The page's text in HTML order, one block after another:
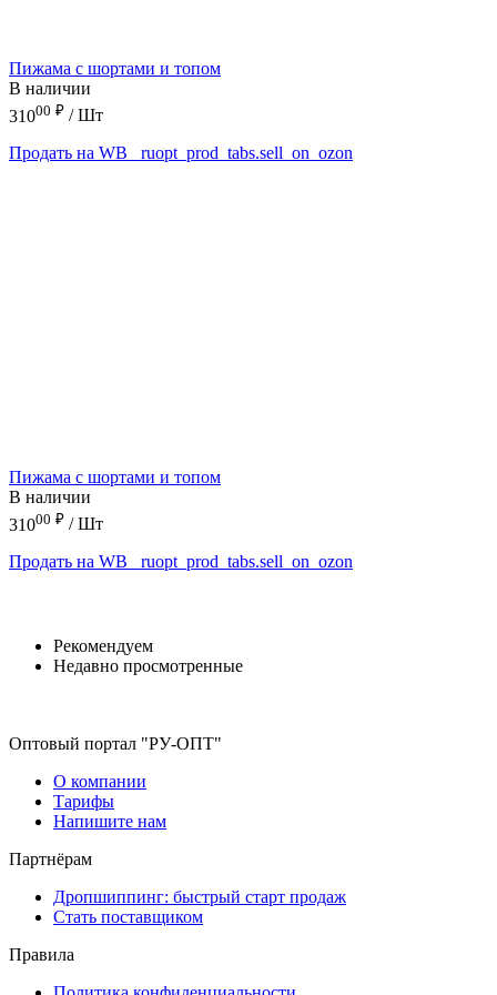
Пижама с шортами и топом
В наличии
31000 ₽ / Шт
Продать на WB
_ruopt_prod_tabs.sell_on_ozon
Пижама с шортами и топом
В наличии
31000 ₽ / Шт
Продать на WB
_ruopt_prod_tabs.sell_on_ozon
Рекомендуем
Недавно просмотренные
Оптовый портал "РУ-ОПТ"
О компании
Тарифы
Напишите нам
Партнёрам
Дропшиппинг: быстрый старт продаж
Стать поставщиком
Правила